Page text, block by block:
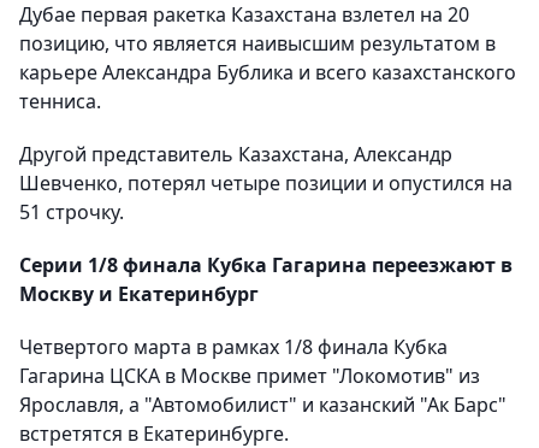
Дубае первая ракетка Казахстана взлетел на 20
позицию, что является наивысшим результатом в
карьере Александра Бублика и всего казахстанского
тенниса.
Другой представитель Казахстана, Александр
Шевченко, потерял четыре позиции и опустился на
51 строчку.
Серии 1/8 финала Кубка Гагарина переезжают в
Москву и Екатеринбург
Четвертого марта в рамках 1/8 финала Кубка
Гагарина ЦСКА в Москве примет "Локомотив" из
Ярославля, а "Автомобилист" и казанский "Ак Барс"
встретятся в Екатеринбурге.